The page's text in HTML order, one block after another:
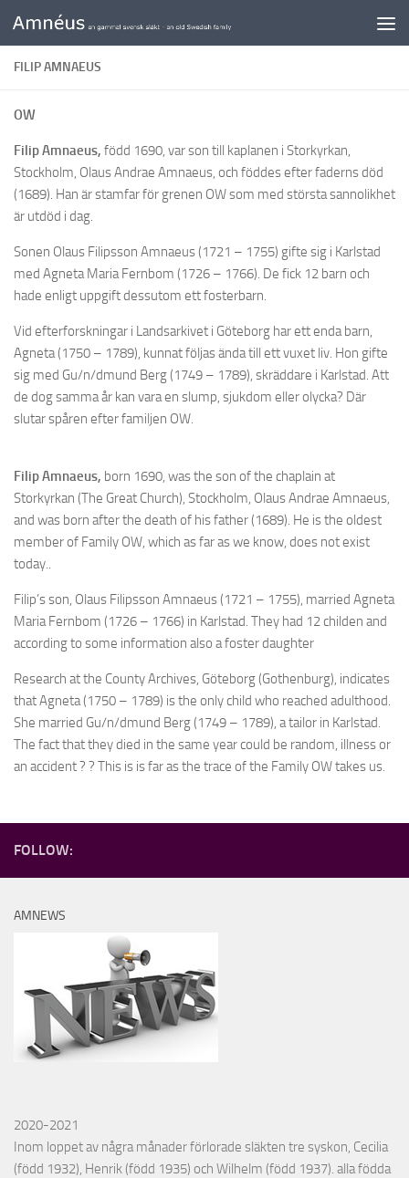
Skip to content
FILIP AMNAEUS
OW
Filip Amnaeus, född 1690, var son till kaplanen i Storkyrkan,
Stockholm, Olaus Andrae Amnaeus, och föddes efter faderns död
(1689). Han är stamfar för grenen OW som med största sannolikhet
är utdöd i dag.
Sonen Olaus Filipsson Amnaeus (1721 – 1755) gifte sig i Karlstad
med Agneta Maria Fernbom (1726 – 1766). De fick 12 barn och
hade enligt uppgift dessutom ett fosterbarn.
Vid efterforskningar i Landsarkivet i Göteborg har ett enda barn,
Agneta (1750 – 1789), kunnat följas ända till ett vuxet liv. Hon gifte
sig med Gu/n/dmund Berg (1749 – 1789), skräddare i Karlstad. Att
de dog samma år kan vara en slump, sjukdom eller olycka? Där
slutar spåren efter familjen OW.
Filip Amnaeus, born 1690, was the son of the chaplain at
Storkyrkan (The Great Church), Stockholm, Olaus Andrae Amnaeus,
and was born after the death of his father (1689). He is the oldest
member of Family OW, which as far as we know, does not exist
today..
Filip’s son, Olaus Filipsson Amnaeus (1721 – 1755), married Agneta
Maria Fernbom (1726 – 1766) in Karlstad. They had 12 childen and
according to some information also a foster daughter
Research at the County Archives, Göteborg (Gothenburg), indicates
that Agneta (1750 – 1789) is the only child who reached adulthood.
She married Gu/n/dmund Berg (1749 – 1789), a tailor in Karlstad.
The fact that they died in the same year could be random, illness or
an accident ? ? This is is far as the trace of the Family OW takes us.
FOLLOW:
AMNEWS
2020-2021
Inom loppet av några månader förlorade släkten tre syskon, Cecilia
(född 1932), Henrik (född 1935) och Wilhelm (född 1937). alla födda